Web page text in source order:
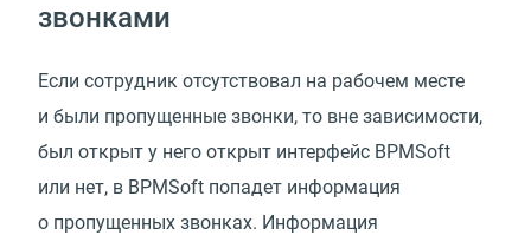
звонками
Если сотрудник отсутствовал на рабочем месте
и были пропущенные звонки, то вне зависимости,
был открыт у него открыт интерфейс BPMSoft
или нет, в BPMSoft попадет информация
о пропущенных звонках. Информация